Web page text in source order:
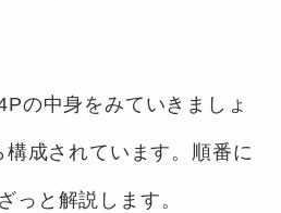
の中身をみていきましょ
成されています。順番に
っと解説します。